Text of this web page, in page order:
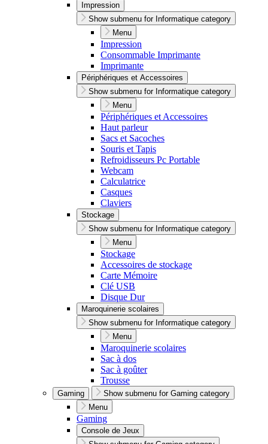
Impression
Show submenu for Informatique category
Menu
Impression
Consommable Imprimante
Imprimante
Périphériques et Accessoires
Show submenu for Informatique category
Menu
Périphériques et Accessoires
Haut parleur
Sacs et Sacoches
Souris et Tapis
Refroidisseurs Pc Portable
Webcam
Calculatrice
Casques
Claviers
Stockage
Show submenu for Informatique category
Menu
Stockage
Accessoires de stockage
Carte Mémoire
Clé USB
Disque Dur
Maroquinerie scolaires
Show submenu for Informatique category
Menu
Maroquinerie scolaires
Sac à dos
Sac à goûter
Trousse
Gaming
Show submenu for Gaming category
Menu
Gaming
Console de Jeux